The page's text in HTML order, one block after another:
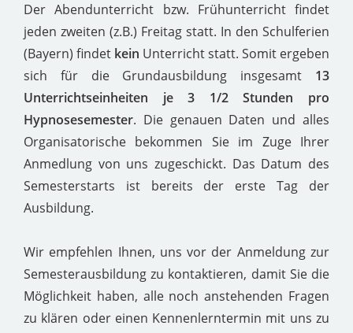
Der Abendunterricht bzw. Frühunterricht findet
jeden zweiten (z.B.) Freitag statt. In den Schulferien
(Bayern) findet kein Unterricht statt. Somit ergeben
sich für die Grundausbildung insgesamt 13
Unterrichtseinheiten je 3 1/2 Stunden pro
Hypnosesemester. Die genauen Daten und alles
Organisatorische bekommen Sie im Zuge Ihrer
Anmedlung von uns zugeschickt. Das Datum des
Semesterstarts ist bereits der erste Tag der
Ausbildung.
Wir empfehlen Ihnen, uns vor der Anmeldung zur
Semesterausbildung zu kontaktieren, damit Sie die
Möglichkeit haben, alle noch anstehenden Fragen
zu klären oder einen Kennenlerntermin mit uns zu